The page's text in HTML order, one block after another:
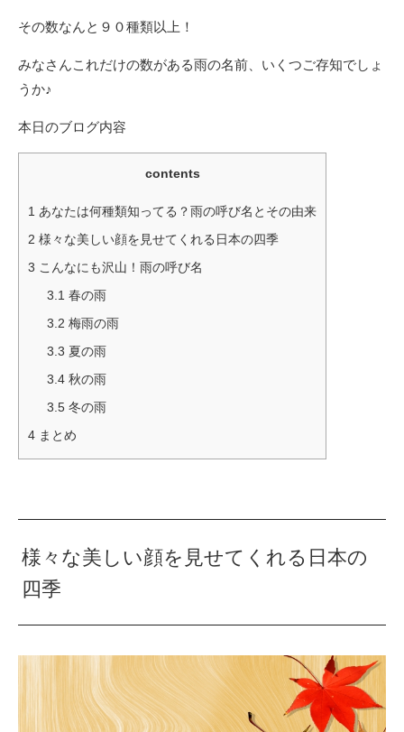
その数なんと９０種類以上！
みなさんこれだけの数がある雨の名前、いくつご存知でしょ
うか♪
本日のブログ内容
contents
1 あなたは何種類知ってる？雨の呼び名とその由来
2 様々な美しい顔を見せてくれる日本の四季
3 こんなにも沢山！雨の呼び名
3.1 春の雨
3.2 梅雨の雨
3.3 夏の雨
3.4 秋の雨
3.5 冬の雨
4 まとめ
様々な美しい顔を見せてくれる日本の
四季